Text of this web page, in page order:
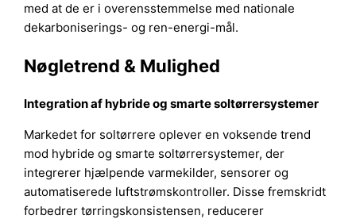
med at de er i overensstemmelse med nationale
dekarboniserings- og ren-energi-mål.
Nøgletrend & Mulighed
Integration af hybride og smarte soltørrersystemer
Markedet for soltørrere oplever en voksende trend
mod hybride og smarte soltørrersystemer, der
integrerer hjælpende varmekilder, sensorer og
automatiserede luftstrømskontroller. Disse fremskridt
forbedrer tørringskonsistensen, reducerer